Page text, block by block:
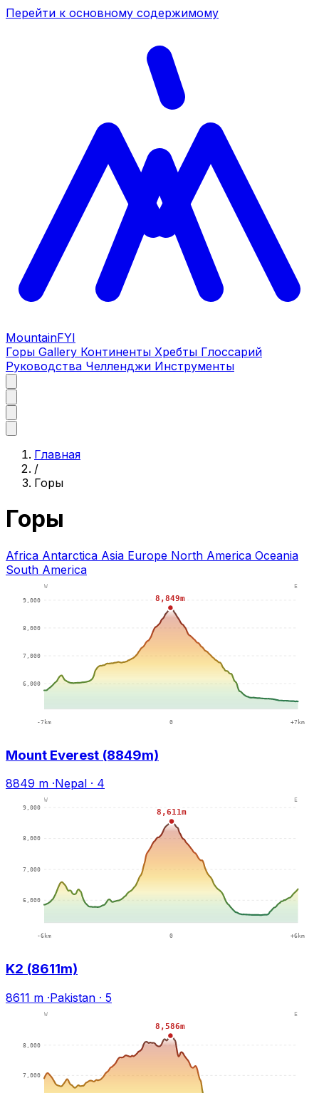
Перейти к основному содержимому
MountainFYI
Горы Gallery Континенты Хребты Глоссарий
Руководства Челленджи Инструменты
Главная
/
Горы
Горы
Africa Antarctica Asia Europe North America Oceania
South America
Mount Everest (8849m)
8849 m ·Nepal · 4
K2 (8611m)
8611 m ·Pakistan · 5